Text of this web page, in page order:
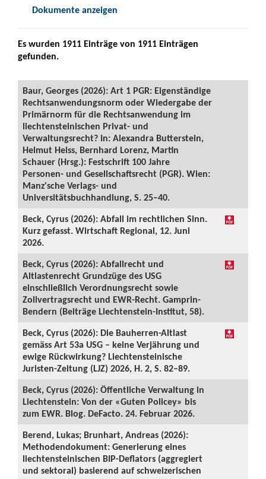
Dokumente anzeigen
Es wurden 1911 Einträge von 1911 Einträgen
gefunden.
Baur, Georges (2026): Art 1 PGR: Eigenständige
Rechtsanwendungsnorm oder Wiedergabe der
Primärnorm für die Rechtsanwendung im
liechtensteinischen Privat- und
Verwaltungsrecht? In: Alexandra Butterstein,
Helmut Heiss, Bernhard Lorenz, Martin
Schauer (Hrsg.): Festschrift 100 Jahre
Personen- und Gesellschaftsrecht (PGR). Wien:
Manz'sche Verlags- und
Universitätsbuchhandlung, S. 25–40.
Beck, Cyrus (2026): Abfall im rechtlichen Sinn.
Kurz gefasst. Wirtschaft Regional, 12. Juni
2026.
Beck, Cyrus (2026): Abfallrecht und
Altlastenrecht Grundzüge des USG
einschließlich Verordnungsrecht sowie
Zollvertragsrecht und EWR-Recht. Gamprin-
Bendern (Beiträge Liechtenstein-Institut, 58).
Beck, Cyrus (2026): Die Bauherren-Altlast
gemäss Art 53a USG – keine Verjährung und
ewige Rückwirkung? Liechtensteinische
Juristen-Zeitung (LJZ) 2026, H. 2, S. 82–89.
Beck, Cyrus (2026): Öffentliche Verwaltung in
Liechtenstein: Von der «Guten Policey» bis
zum EWR. Blog. DeFacto. 24. Februar 2026.
Berend, Lukas; Brunhart, Andreas (2026):
Methodendokument: Generierung eines
liechtensteinischen BIP-Deflators (aggregiert
und sektoral) basierend auf schweizerischen